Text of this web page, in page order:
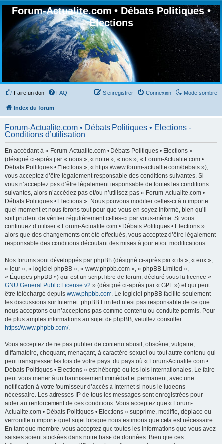
Forum-Actualite.com • Débats Politiques •
Elections
Faire un don Mode sombre
FAQ Connexion
S’enregistrer
Index du forum
Forum-Actualite.com • Débats Politiques • Elections -
Conditions d’utilisation
En accédant à « Forum-Actualite.com • Débats Politiques • Elections »
(désigné ci-après par « nous », « notre », « nos », « Forum-Actualite.com •
Débats Politiques • Elections », « https://www.forum-actualite.com/debats »),
vous acceptez d’être légalement responsable des conditions suivantes. Si
vous n’acceptez pas d’être légalement responsable de toutes les conditions
suivantes, alors n’accédez pas et/ou n’utilisez pas « Forum-Actualite.com •
Débats Politiques • Elections ». Nous pouvons modifier celles-ci à n’importe
quel moment et nous ferons tout pour que vous en soyez informé, bien qu’il
soit prudent de vérifier régulièrement celles-ci par vous-même. Si vous
continuez d’utiliser « Forum-Actualite.com • Débats Politiques • Elections »
alors que des changements ont été effectués, vous acceptez d’être légalement
responsable des conditions découlant des mises à jour et/ou modifications.
Nos forums sont développés par phpBB (désigné ci-après par « ils », « eux »,
« leur », « logiciel phpBB », « www.phpbb.com », « phpBB Limited »,
« Équipes phpBB ») qui est un script libre de forum, déclaré sous la licence «
GNU General Public License v2 » (désigné ci-après par « GPL ») et qui peut
être téléchargé depuis www.phpbb.com. Le logiciel phpBB facilite seulement
les discussions sur Internet. phpBB Limited n’est pas responsable de ce que
nous acceptons ou n’acceptons pas comme contenu ou conduite permis. Pour
de plus amples informations au sujet de phpBB, veuillez consulter :
https://www.phpbb.com/.
Vous acceptez de ne pas publier de contenu abusif, obscène, vulgaire,
diffamatoire, choquant, menaçant, à caractère sexuel ou tout autre contenu qui
peut transgresser les lois de votre pays, du pays où « Forum-Actualite.com •
Débats Politiques • Elections » est hébergé ou les lois internationales. Le faire
peut vous mener à un bannissement immédiat et permanent, avec une
notification à votre fournisseur d’accès à Internet si nous le jugeons
nécessaire. Les adresses IP de tous les messages sont enregistrées pour
aider au renforcement de ces conditions. Vous acceptez que « Forum-
Actualite.com • Débats Politiques • Elections » supprime, modifie, déplace ou
verrouille n’importe quel sujet lorsque nous estimons que cela est nécessaire.
En tant que membre, vous acceptez que toutes les informations que vous avez
saisies soient stockées dans notre base de données. Bien que ces